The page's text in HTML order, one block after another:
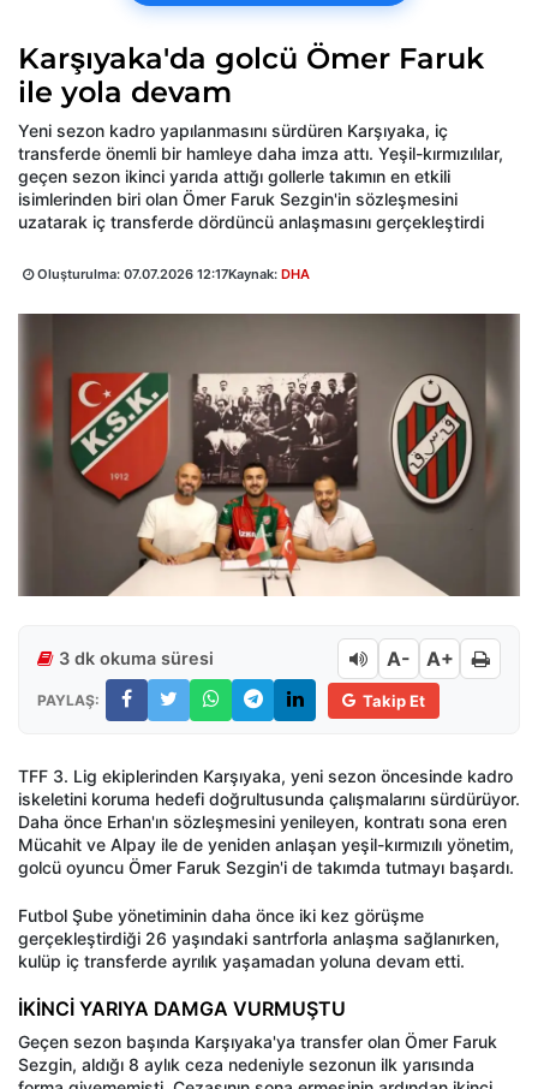
Karşıyaka'da golcü Ömer Faruk
ile yola devam
Yeni sezon kadro yapılanmasını sürdüren Karşıyaka, iç
transferde önemli bir hamleye daha imza attı. Yeşil-kırmızılılar,
geçen sezon ikinci yarıda attığı gollerle takımın en etkili
isimlerinden biri olan Ömer Faruk Sezgin'in sözleşmesini
uzatarak iç transferde dördüncü anlaşmasını gerçekleştirdi
Oluşturulma: 07.07.2026 12:17Kaynak: DHA
3 dk okuma süresi A- A+
PAYLAŞ: Takip Et
TFF 3. Lig ekiplerinden Karşıyaka, yeni sezon öncesinde kadro
iskeletini koruma hedefi doğrultusunda çalışmalarını sürdürüyor.
Daha önce Erhan'ın sözleşmesini yenileyen, kontratı sona eren
Mücahit ve Alpay ile de yeniden anlaşan yeşil-kırmızılı yönetim,
golcü oyuncu Ömer Faruk Sezgin'i de takımda tutmayı başardı.
Futbol Şube yönetiminin daha önce iki kez görüşme
gerçekleştirdiği 26 yaşındaki santrforla anlaşma sağlanırken,
kulüp iç transferde ayrılık yaşamadan yoluna devam etti.
İKİNCİ YARIYA DAMGA VURMUŞTU
Geçen sezon başında Karşıyaka'ya transfer olan Ömer Faruk
Sezgin, aldığı 8 aylık ceza nedeniyle sezonun ilk yarısında